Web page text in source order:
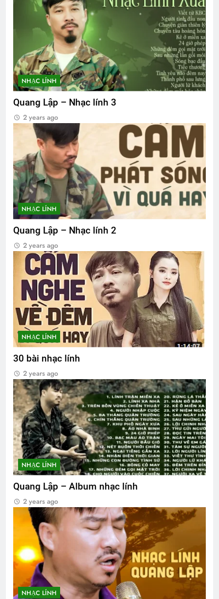
NHẠC LÍNH
Quang Lập – Nhạc lính 3
2 years ago
NHẠC LÍNH
Quang Lập – Nhạc lính 2
2 years ago
NHẠC LÍNH
30 bài nhạc lính
2 years ago
NHẠC LÍNH
Quang Lập – Album nhạc lính
2 years ago
NHẠC LÍNH